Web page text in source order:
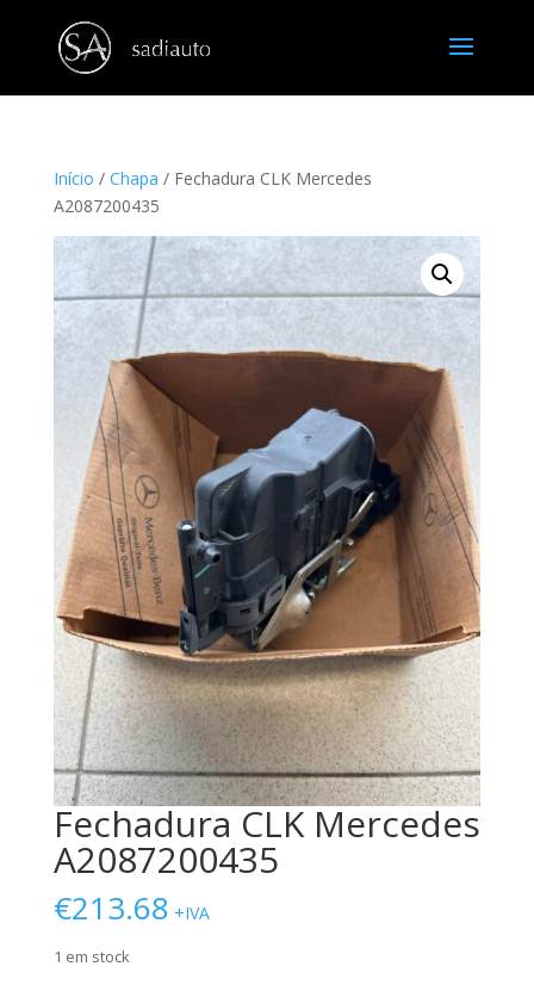
Início / Chapa / Fechadura CLK Mercedes
A2087200435
Fechadura CLK Mercedes
A2087200435
€213.68 +IVA
1 em stock